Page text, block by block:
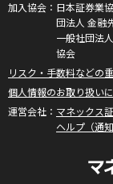
日本証券業
団法人 金融
一般社団法
協会
リスク・手数料などの
個人情報のお取り扱い
マネックス
ヘルプ（通